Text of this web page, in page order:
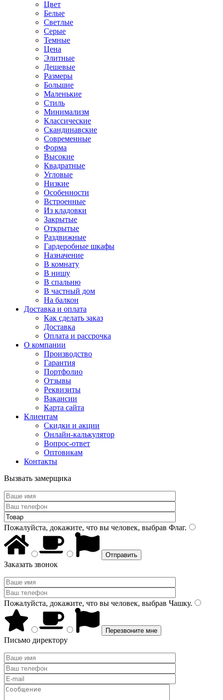
Цвет
Белые
Светлые
Серые
Темные
Цена
Элитные
Дешевые
Размеры
Большие
Маленькие
Стиль
Минимализм
Классические
Скандинавские
Современные
Форма
Высокие
Квадратные
Угловые
Низкие
Особенности
Встроенные
Из кладовки
Закрытые
Открытые
Раздвижные
Гардеробные шкафы
Назначение
В комнату
В нишу
В спальню
В частный дом
На балкон
Доставка и оплата
Как сделать заказ
Доставка
Оплата и рассрочка
О компании
Производство
Гарантия
Портфолио
Отзывы
Реквизиты
Вакансии
Карта сайта
Клиентам
Скидки и акции
Онлайн-калькулятор
Вопрос-ответ
Оптовикам
Контакты
Вызвать замерщика
Пожалуйста, докажите, что вы человек, выбрав Флаг.
Заказать звонок
Пожалуйста, докажите, что вы человек, выбрав Чашку.
Письмо директору